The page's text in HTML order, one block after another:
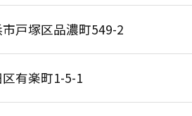
戸塚区品濃町549-2
有楽町1-5-1